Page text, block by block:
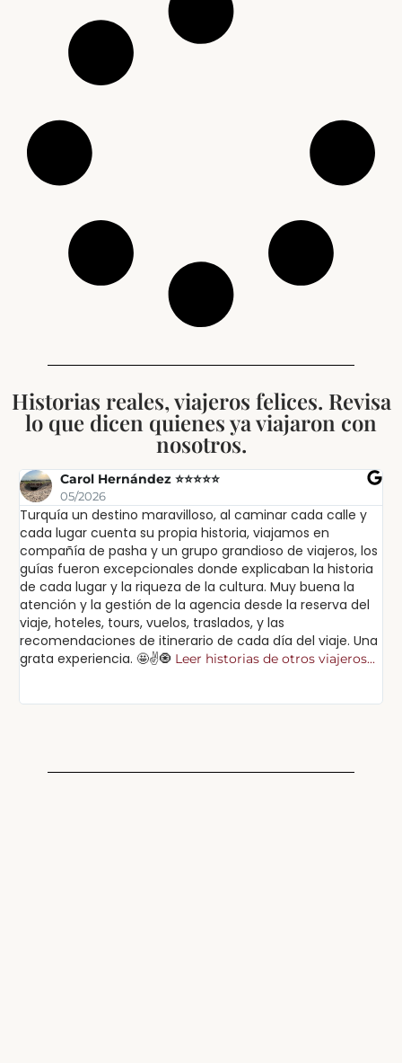
Historias reales, viajeros felices. Revisa
lo que dicen quienes ya viajaron con
nosotros.
Carol Hernández ⭐⭐⭐⭐⭐
05/2026
Turquía un destino maravilloso, al caminar cada calle y
cada lugar cuenta su propia historia, viajamos en
compañía de pasha y un grupo grandioso de viajeros, los
guías fueron excepcionales donde explicaban la historia
de cada lugar y la riqueza de la cultura. Muy buena la
atención y la gestión de la agencia desde la reserva del
viaje, hoteles, tours, vuelos, traslados, y las
recomendaciones de itinerario de cada día del viaje. Una
grata experiencia. 🤩✌️🧿 Leer historias de otros viajeros...